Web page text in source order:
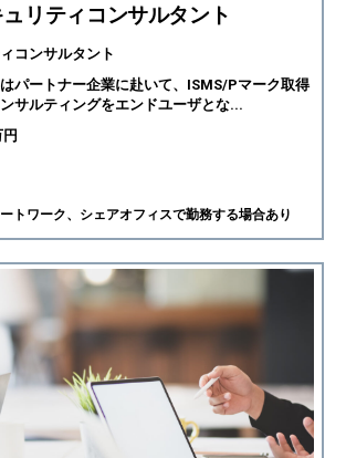
リティコンサルタント
コンサルタント
パートナー企業に赴いて、ISMS/Pマーク取得
サルティングをエンドユーザとな...
円
トワーク、シェアオフィスで勤務する場合あり